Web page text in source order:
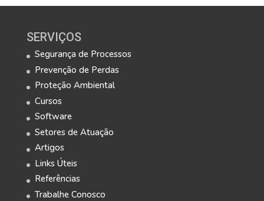
SERVIÇOS
Segurança de Processos
Prevenção de Perdas
Proteção Ambiental
Cursos
Software
Setores de Atuação
Artigos
Links Úteis
Referências
Trabalhe Conosco